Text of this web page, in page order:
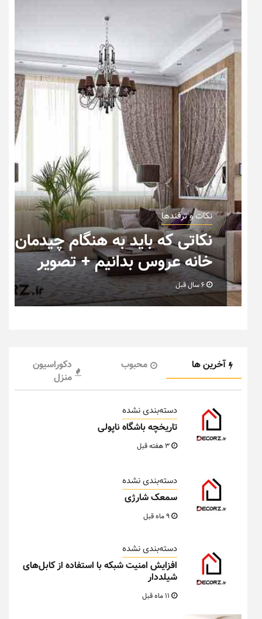
نکات و ترفندها
نکاتی که باید به هنگام چیدمان
خانه عروس بدانیم + تصویر
آخرین ها محبوب
دکوراسیون
منزل
دسته‌بندی نشده
تاریخچه باشگاه ناپولی
دسته‌بندی نشده
سمعک شارژی
دسته‌بندی نشده
افزایش امنیت شبکه با استفاده از کابل‌های
شیلددار